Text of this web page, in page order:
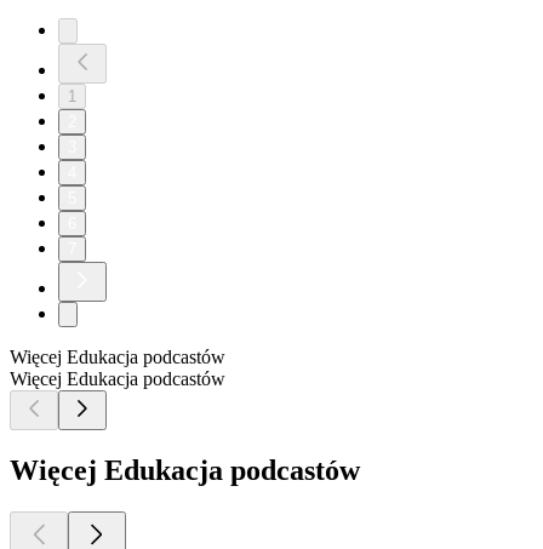
1
Więcej Edukacja podcastów
Więcej Edukacja podcastów
Więcej Edukacja podcastów